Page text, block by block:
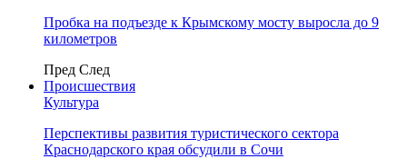
Пробка на подъезде к Крымскому мосту выросла до 9
километров
Пред След
Происшествия
Культура
Перспективы развития туристического сектора
Краснодарского края обсудили в Сочи